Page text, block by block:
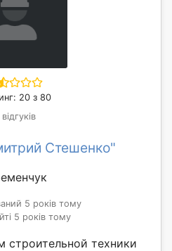
20 з 80
Стешенко"
5 років тому
5 років тому
техники